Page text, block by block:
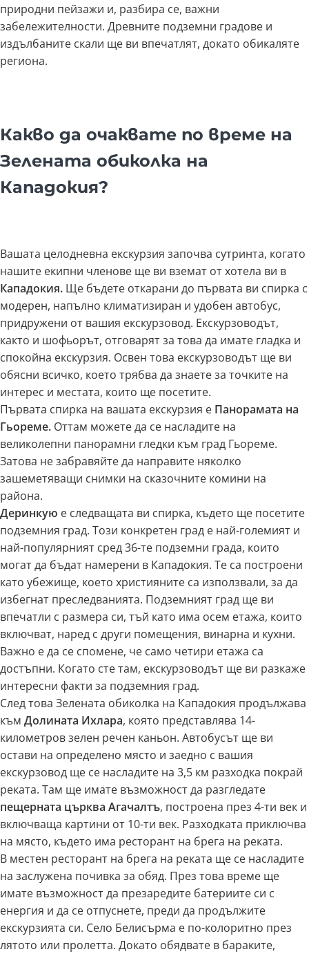
природни пейзажи и, разбира се, важни
забележителности. Древните подземни градове и
издълбаните скали ще ви впечатлят, докато обикаляте
региона.
Какво да очаквате по време на
Зелената обиколка на
Кападокия?
Вашата целодневна екскурзия започва сутринта, когато
нашите екипни членове ще ви вземат от хотела ви в
Кападокия. Ще бъдете откарани до първата ви спирка с
модерен, напълно климатизиран и удобен автобус,
придружени от вашия екскурзовод. Екскурзоводът,
както и шофьорът, отговарят за това да имате гладка и
спокойна екскурзия. Освен това екскурзоводът ще ви
обясни всичко, което трябва да знаете за точките на
интерес и местата, които ще посетите.
Първата спирка на вашата екскурзия е Панорамата на
Гьореме. Оттам можете да се насладите на
великолепни панорамни гледки към град Гьореме.
Затова не забравяйте да направите няколко
зашеметяващи снимки на сказочните комини на
района.
Деринкую е следващата ви спирка, където ще посетите
подземния град. Този конкретен град е най-големият и
най-популярният сред 36-те подземни града, които
могат да бъдат намерени в Кападокия. Те са построени
като убежище, което християните са използвали, за да
избегнат преследванията. Подземният град ще ви
впечатли с размера си, тъй като има осем етажа, които
включват, наред с други помещения, винарна и кухни.
Важно е да се спомене, че само четири етажа са
достъпни. Когато сте там, екскурзоводът ще ви разкаже
интересни факти за подземния град.
След това Зелената обиколка на Кападокия продължава
към Долината Ихлара, която представлява 14-
километров зелен речен каньон. Автобусът ще ви
остави на определено място и заедно с вашия
екскурзовод ще се насладите на 3,5 км разходка покрай
реката. Там ще имате възможност да разгледате
пещерната църква Агачалтъ, построена през 4-ти век и
включваща картини от 10-ти век. Разходката приключва
на място, където има ресторант на брега на реката.
В местен ресторант на брега на реката ще се насладите
на заслужена почивка за обяд. През това време ще
имате възможност да презаредите батериите си с
енергия и да се отпуснете, преди да продължите
екскурзията си. Село Белисърма е по-колоритно през
лятото или пролетта. Докато обядвате в бараките,